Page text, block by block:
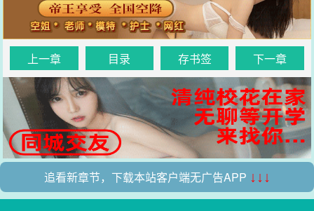
上一章 目录 存书签 下一章
追看新章节，下载本站客户端无广告APP ↓↓↓